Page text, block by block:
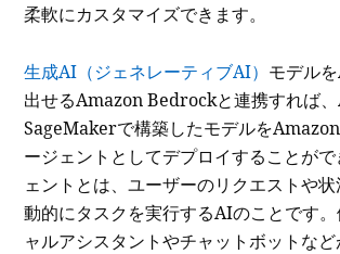
柔軟にカスタマイズできます。
生成AI（ジェネレーティブAI） モデル
出せるAmazon Bedrockと連携すれば
SageMakerで構築したモデルを
ージェントとしてデプロイすることが
ェントとは、ユーザーのリクエストや
動的にタスクを実行するAIのことです
ャルアシスタントやチャットボットなど